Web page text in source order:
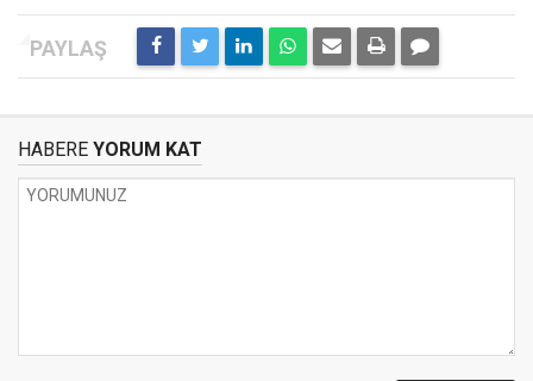
HABERE YORUM KAT